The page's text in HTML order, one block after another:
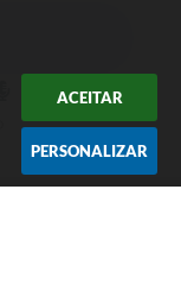
ACEITAR
PERSONALIZAR